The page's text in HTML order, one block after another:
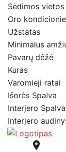
Sėdimos vietos
Oro
Užstatas
Minimalus
Pavarų dėžė
Kuras
Varomieji ratai
Išorės Spalva
Interjero Spalva
Interjero
place